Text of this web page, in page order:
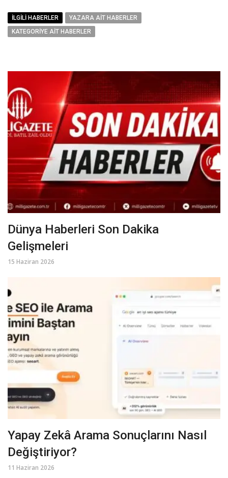
İLGILI HABERLER
YAZARA AIT HABERLER
KATEGORIYE AIT HABERLER
Dünya Haberleri Son Dakika
Gelişmeleri
15 Haziran 2026
Yapay Zekâ Arama Sonuçlarını Nasıl
Değiştiriyor?
11 Haziran 2026